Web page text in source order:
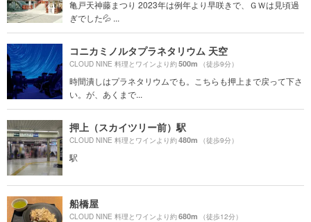
亀戸天神藤まつり 2023年は例年より早咲きで、ＧＷは見頃過
ぎでした💦 ...
コニカミノルタプラネタリウム 天空
CLOUD NINE 料理とワインより約500m （徒歩9分）
時間潰しはプラネタリウムでも。こちらも押上まで戻って下さ
い。が、あくまで...
押上（スカイツリー前）駅
CLOUD NINE 料理とワインより約480m （徒歩9分）
駅
船橋屋
CLOUD NINE 料理とワインより約680m （徒歩12分）